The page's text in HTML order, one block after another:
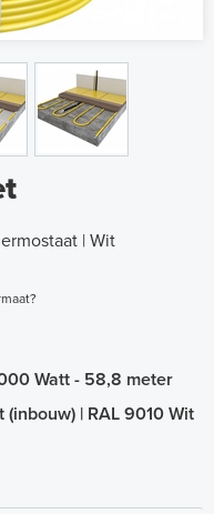
| Wit
Watt - 58,8 meter
(inbouw) | RAL 9010 Wit